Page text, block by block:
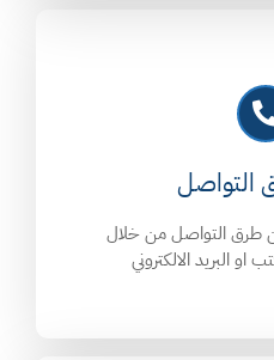
التواصل
طرق التواصل من خلال
او البريد الالكتروني